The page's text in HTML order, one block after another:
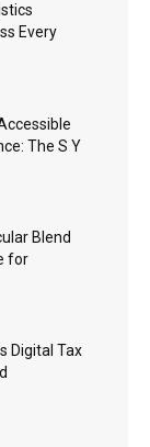
Every
The S Y
Blend
for
Digital Tax